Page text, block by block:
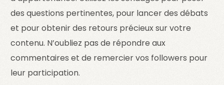
des questions pertinentes, pour lancer des débats
et pour obtenir des retours précieux sur votre
contenu. N’oubliez pas de répondre aux
commentaires et de remercier vos followers pour
leur participation.